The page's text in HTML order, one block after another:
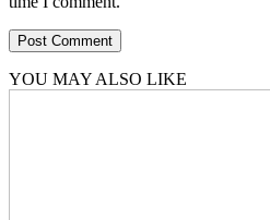
YOU MAY ALSO LIKE